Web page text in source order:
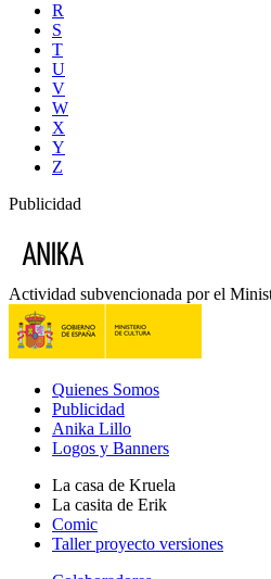
R
S
T
U
V
W
X
Y
Z
Publicidad
Actividad subvencionada por el
Quienes Somos
Publicidad
Anika Lillo
Logos y Banners
La casa de Kruela
La casita de Erik
Comic
Taller proyecto versiones